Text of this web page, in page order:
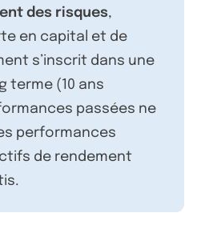
des risques,
en capital et de
s’inscrit dans une
terme (10 ans
passées ne
performances
de rendement